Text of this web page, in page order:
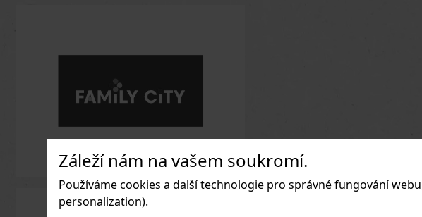
Záleží nám na vašem soukromí.
Používáme cookies a další technologie pro správné fungování
personalization).